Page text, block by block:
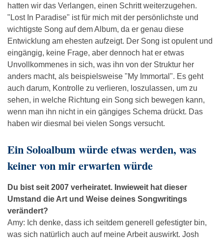
hatten wir das Verlangen, einen Schritt weiterzugehen.
"Lost In Paradise" ist für mich mit der persönlichste und
wichtigste Song auf dem Album, da er genau diese
Entwicklung am ehesten aufzeigt. Der Song ist opulent und
eingängig, keine Frage, aber dennoch hat er etwas
Unvollkommenes in sich, was ihn von der Struktur her
anders macht, als beispielsweise "My Immortal". Es geht
auch darum, Kontrolle zu verlieren, loszulassen, um zu
sehen, in welche Richtung ein Song sich bewegen kann,
wenn man ihn nicht in ein gängiges Schema drückt. Das
haben wir diesmal bei vielen Songs versucht.
Ein Soloalbum würde etwas werden, was
keiner von mir erwarten würde
Du bist seit 2007 verheiratet. Inwieweit hat dieser
Umstand die Art und Weise deines Songwritings
verändert?
Amy: Ich denke, dass ich seitdem generell gefestigter bin,
was sich natürlich auch auf meine Arbeit auswirkt. Josh